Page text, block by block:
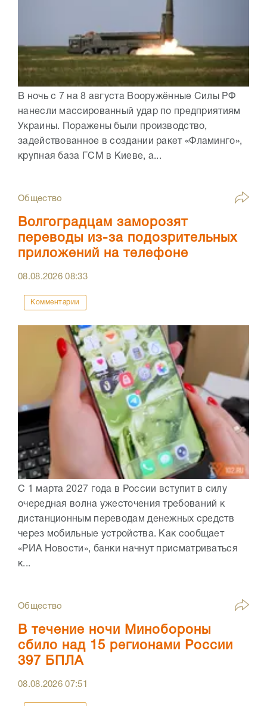
В ночь с 7 на 8 августа Вооружённые Силы РФ
нанесли массированный удар по предприятиям
Украины. Поражены были производство,
задействованное в создании ракет «Фламинго»,
крупная база ГСМ в Киеве, а...
Общество
Волгоградцам заморозят
переводы из-за подозрительных
приложений на телефоне
08.08.202608:33
Комментарии
С 1 марта 2027 года в России вступит в силу
очередная волна ужесточения требований к
дистанционным переводам денежных средств
через мобильные устройства. Как сообщает
«РИА Новости», банки начнут присматриваться
к...
Общество
В течение ночи Минобороны
сбило над 15 регионами России
397 БПЛА
08.08.202607:51